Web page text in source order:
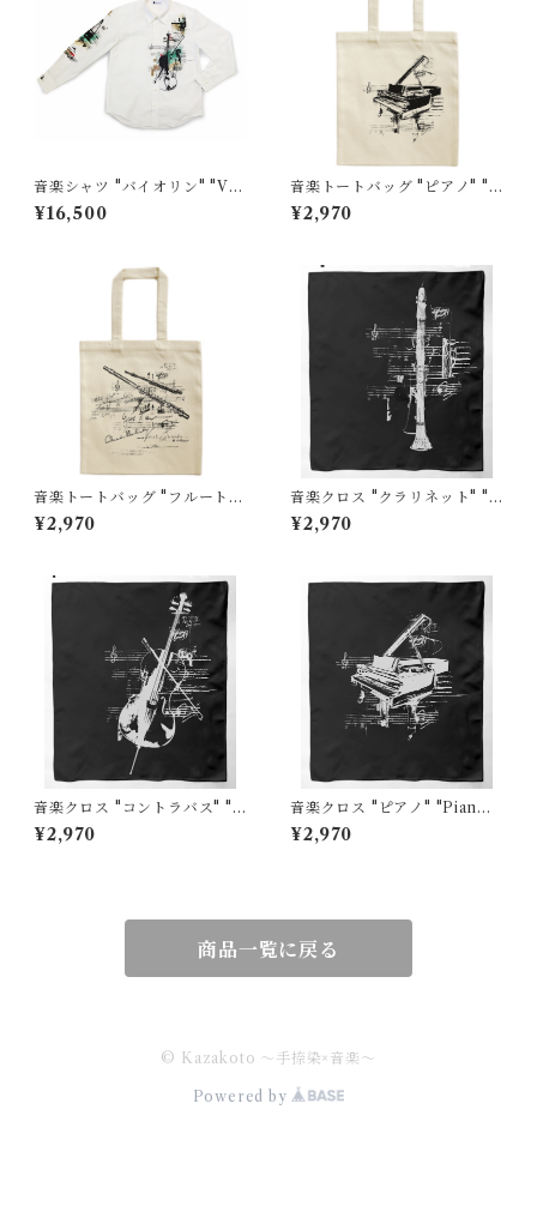
音楽シャツ "バイオリン" "Vio
lin"
¥16,500
音楽トートバッグ "ピアノ" "P
iano"大
¥2,970
音楽トートバッグ "フルート"
"Flute"大
¥2,970
音楽クロス "クラリネット" "C
larinet"黒
¥2,970
音楽クロス "コントラバス" "C
ontrabass"黒
¥2,970
音楽クロス "ピアノ" "Pian
o"黒
¥2,970
商品一覧に戻る
© Kazakoto ～手捺染×音楽～
Powered by